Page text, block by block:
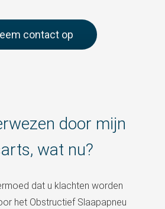
contact op
door mijn
wat nu?
dat u klachten worden
het Obstructief Slaapapneu